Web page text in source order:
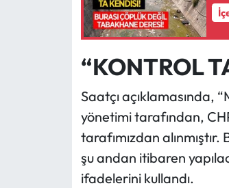
“KONTROL
Saatçı açıklamasında,
yönetimi tarafından,
tarafımızdan
şu andan itibaren
ifadelerini kullandı.